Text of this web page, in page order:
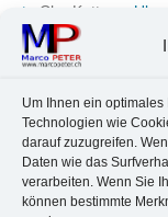
Um Ihnen ein
Technologien wie
darauf zuzugreifen.
Daten wie das
verarbeiten. Wenn Sie
können bestimmte
Chr. Kotte
Marco Peter
Uhrzeit anpassen
Uhrzeit anpassen
Brummel
aus
Marco Peterzu
unter Linux